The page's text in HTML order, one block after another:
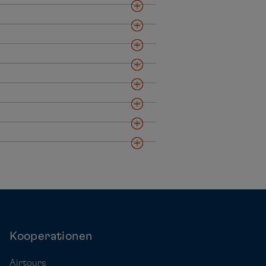
Kooperationen
Airtours